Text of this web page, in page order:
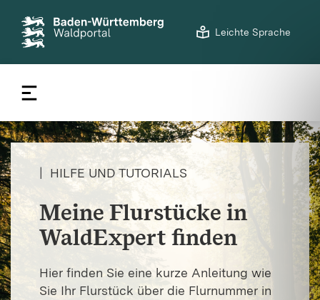
S
t
a
t
e
i
Leichte Sprache
© LFV BW/Noah Schneider
HILFE UND TUTORIALS
Meine Flurstücke in
WaldExpert finden
Hier finden Sie eine kurze Anleitung wie
Sie Ihr Flurstück über die Flurnummer in